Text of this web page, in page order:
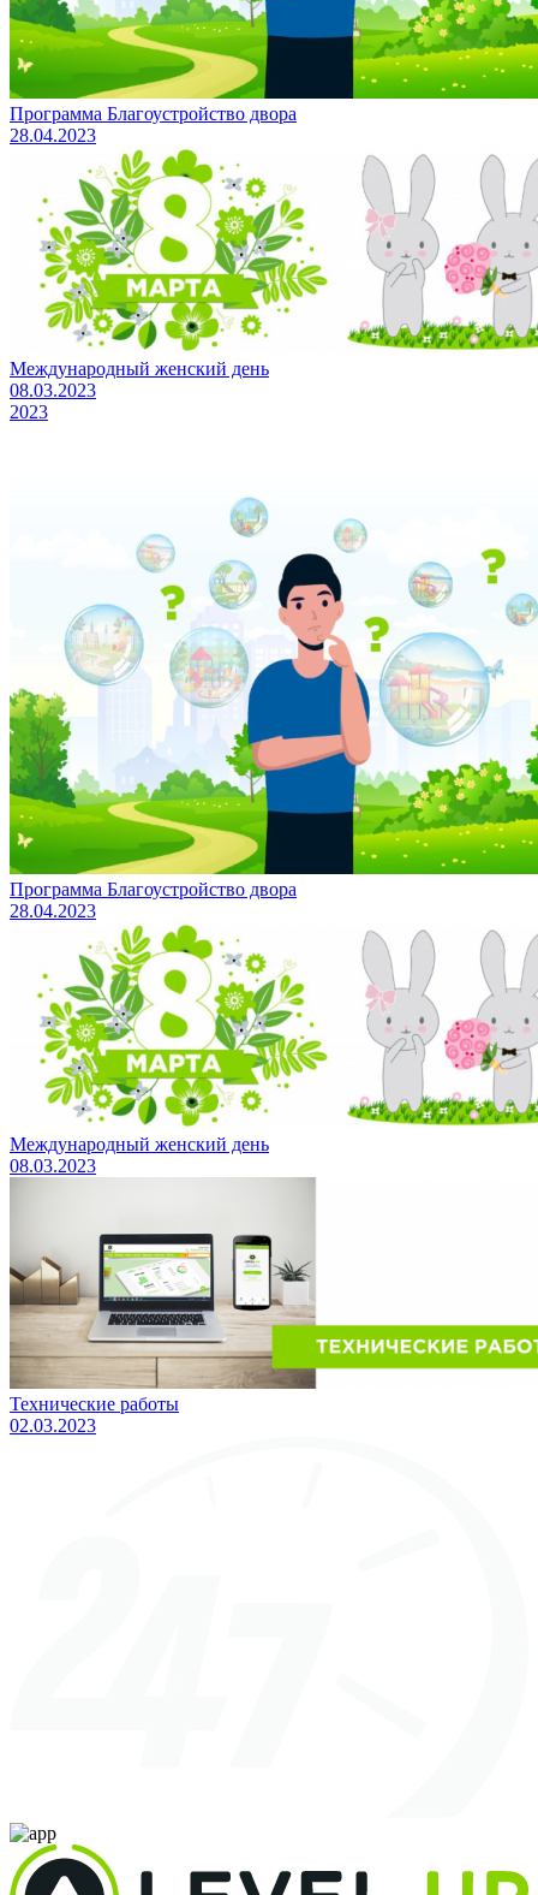
Программа Благоустройство двора
28.04.2023
Международный женский день
08.03.2023
2023
Программа Благоустройство двора
28.04.2023
Международный женский день
08.03.2023
Технические работы
02.03.2023